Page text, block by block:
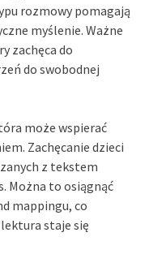
rozmowy pomagają
myślenie. Ważne
zachęca do
do swobodnej
może wspierać
Zachęcanie dzieci
z tekstem
Można to osiągnąć
mappingu, co
staje się